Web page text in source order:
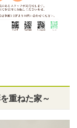
重ねた家～